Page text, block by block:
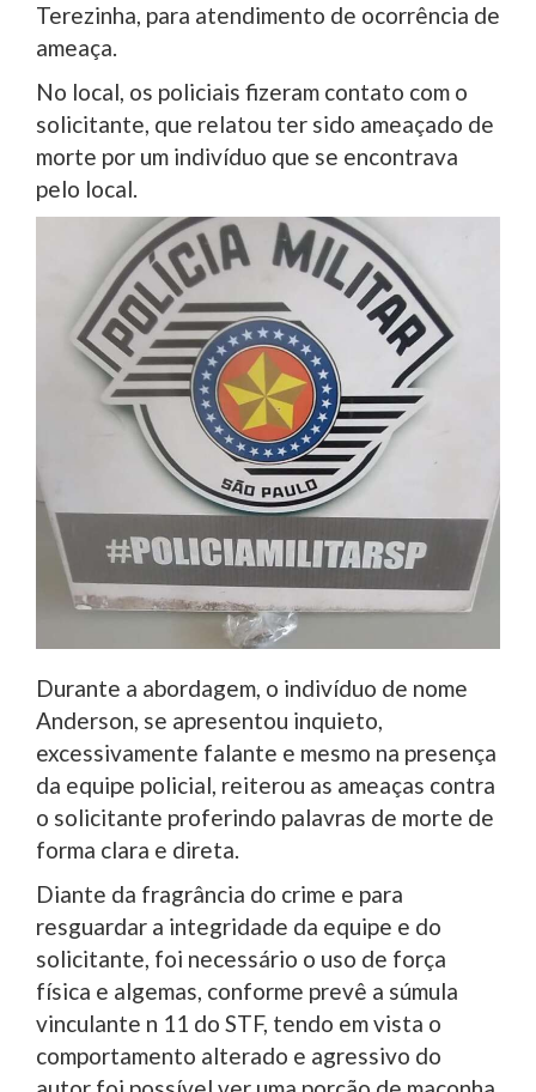
Terezinha, para atendimento de ocorrência de
ameaça.
No local, os policiais fizeram contato com o
solicitante, que relatou ter sido ameaçado de
morte por um indivíduo que se encontrava
pelo local.
Durante a abordagem, o indivíduo de nome
Anderson, se apresentou inquieto,
excessivamente falante e mesmo na presença
da equipe policial, reiterou as ameaças contra
o solicitante proferindo palavras de morte de
forma clara e direta.
Diante da fragrância do crime e para
resguardar a integridade da equipe e do
solicitante, foi necessário o uso de força
física e algemas, conforme prevê a súmula
vinculante n 11 do STF, tendo em vista o
comportamento alterado e agressivo do